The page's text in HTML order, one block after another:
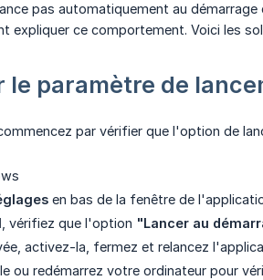
pas automatiquement au
expliquer ce comportement. Voici les
le paramètre de
par vérifier que l'option de
en bas de la fenêtre de
, vérifiez que l'option "Lancer au
activez-la, fermez et relancez
ou redémarrez votre ordinateur pour